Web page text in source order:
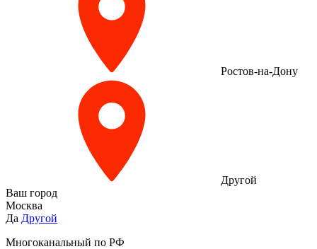
Ростов-на-Дону
Другой
Ваш город
Москва
Да Другой
Многоканальный по РФ